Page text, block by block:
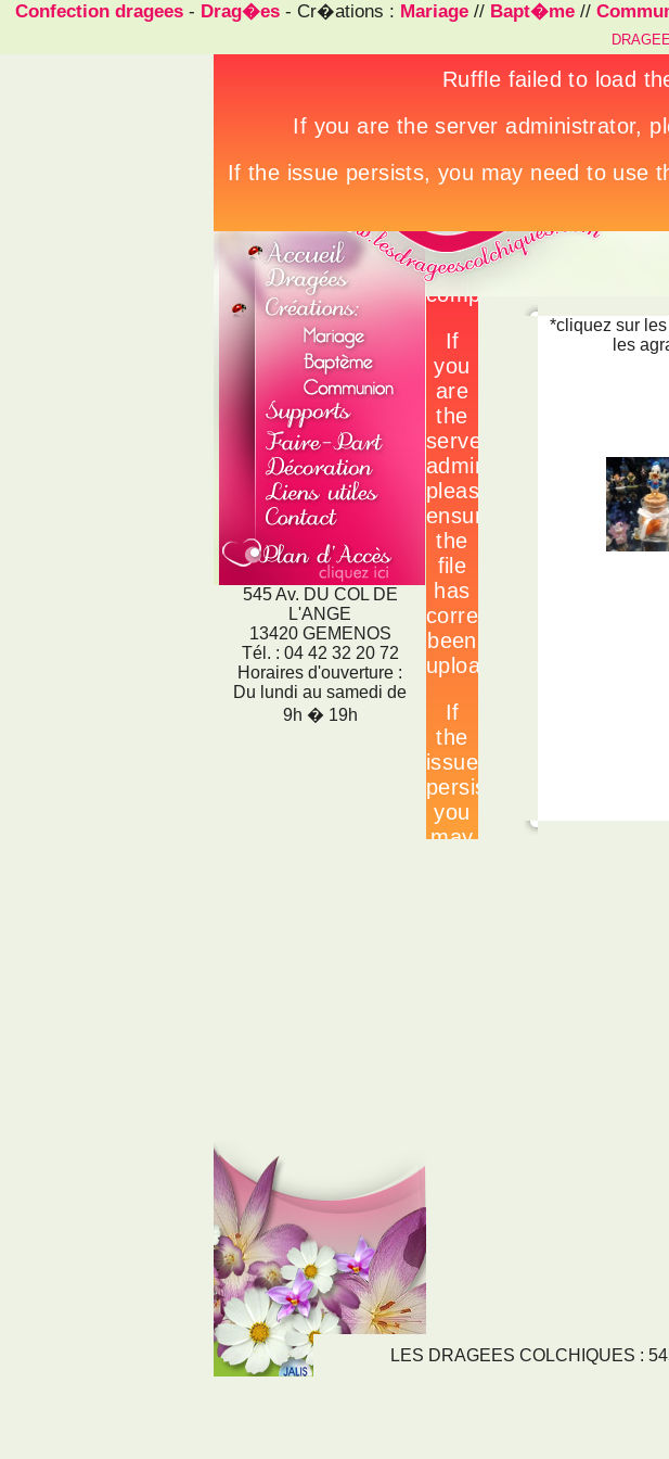
Confection dragees- Drag�es- Cr�ations : Mariage// Bapt�me//
545 Av. DU COL DE
L'ANGE
13420 GEMENOS
Tél. : 04 42 32 20 72
Horaires d'ouverture :
Du lundi au samedi de
9h � 19h
*cliquez sur
les
LES DRAGEES COLCHIQUES :